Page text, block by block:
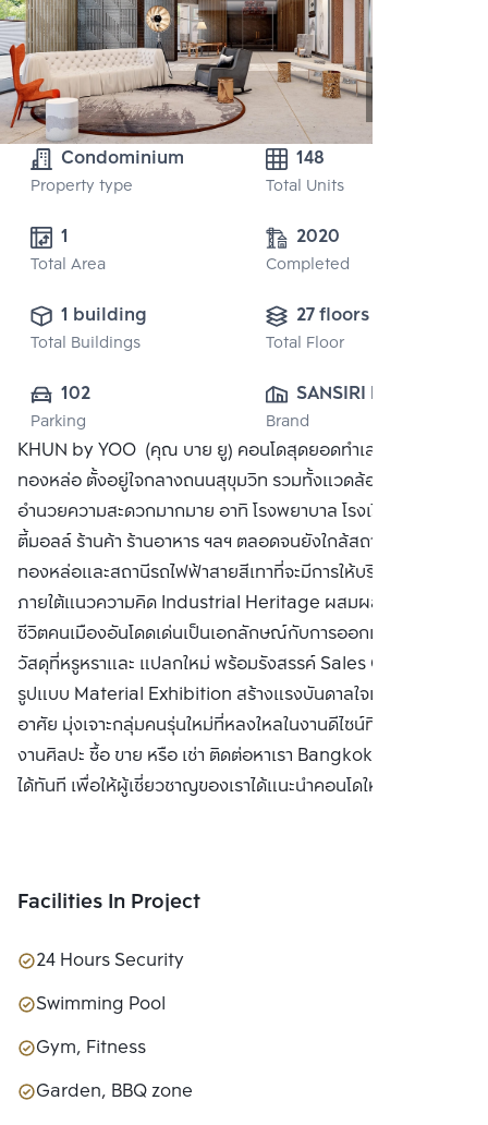
Condominium
Property type
148
Total Units
1
Total Area
2020
Completed
1 building
Total Buildings
27 floors
Total Floor
102
Parking
SANSIRI PUBLIC
CO., LTD.
Brand
KHUN by YOO (คุณ บาย ยู) คอนโดสุดยอดทำเลใจกลาง
ทองหล่อ ตั้งอยู่ใจกลางถนนสุขุมวิท รวมทั้งแวดล้อมด้วยสิ่ง
อำนวยความสะดวกมากมาย อาทิ โรงพยาบาล โรงเรียน คอมมูนิ
ตี้มอลล์ ร้านค้า ร้านอาหาร ฯลฯ ตลอดจนยังใกล้สถานีรถไฟฟ้า
ทองหล่อและสถานีรถไฟฟ้าสายสีเทาที่จะมีการให้บริการในอนาคต
ภายใต้แนวความคิด Industrial Heritage ผสมผสานไลฟ์สไตล์
ชีวิตคนเมืองอันโดดเด่นเป็นเอกลักษณ์กับการออกแบบโดยใช้
วัสดุที่หรูหราและ แปลกใหม่ พร้อมรังสรรค์ Sales Gallery ใน
รูปแบบ Material Exhibition สร้างแรงบันดาลใจแห่งการพัก
อาศัย มุ่งเจาะกลุ่มคนรุ่นใหม่ที่หลงใหลในงานดีไซน์ที่ผสมผสาน
งานศิลปะ ซื้อ ขาย หรือ เช่า ติดต่อหาเรา Bangkok CitiSmart
ได้ทันที เพื่อให้ผู้เชี่ยวชาญของเราได้แนะนำคอนโดให้กับท่าน
Facilities In Project
24 Hours Security
Swimming Pool
Gym, Fitness
Garden, BBQ zone